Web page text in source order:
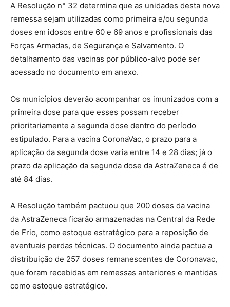
A Resolução n° 32 determina que as unidades desta nova
remessa sejam utilizadas como primeira e/ou segunda
doses em idosos entre 60 e 69 anos e profissionais das
Forças Armadas, de Segurança e Salvamento. O
detalhamento das vacinas por público-alvo pode ser
acessado no documento em anexo.
Os municípios deverão acompanhar os imunizados com a
primeira dose para que esses possam receber
prioritariamente a segunda dose dentro do período
estipulado. Para a vacina CoronaVac, o prazo para a
aplicação da segunda dose varia entre 14 e 28 dias; já o
prazo da aplicação da segunda dose da AstraZeneca é de
até 84 dias.
A Resolução também pactuou que 200 doses da vacina
da AstraZeneca ficarão armazenadas na Central da Rede
de Frio, como estoque estratégico para a reposição de
eventuais perdas técnicas. O documento ainda pactua a
distribuição de 257 doses remanescentes de Coronavac,
que foram recebidas em remessas anteriores e mantidas
como estoque estratégico.